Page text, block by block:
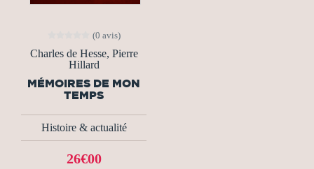
(0 avis)
Charles de Hesse, Pierre
Hillard
MÉMOIRES DE MON
TEMPS
Histoire & actualité
26€00